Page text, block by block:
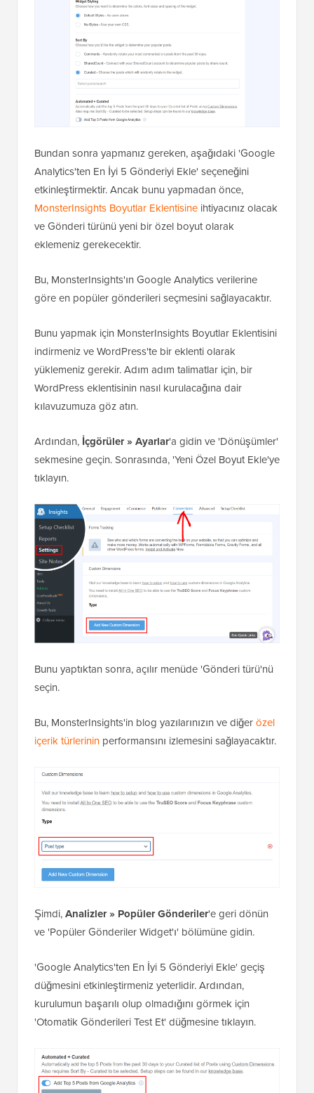
Bundan sonra yapmanız gereken, aşağıdaki 'Google
Analytics'ten En İyi 5 Gönderiyi Ekle' seçeneğini
etkinleştirmektir. Ancak bunu yapmadan önce,
MonsterInsights Boyutlar Eklentisine ihtiyacınız olacak
ve Gönderi türünü yeni bir özel boyut olarak
eklemeniz gerekecektir.
Bu, MonsterInsights'ın Google Analytics verilerine
göre en popüler gönderileri seçmesini sağlayacaktır.
Bunu yapmak için MonsterInsights Boyutlar Eklentisini
indirmeniz ve WordPress'te bir eklenti olarak
yüklemeniz gerekir. Adım adım talimatlar için, bir
WordPress eklentisinin nasıl kurulacağına dair
kılavuzumuza göz atın.
Ardından, İçgörüler »Ayarlar'a gidin ve 'Dönüşümler'
sekmesine geçin. Sonrasında, 'Yeni Özel Boyut Ekle'ye
tıklayın.
Bunu yaptıktan sonra, açılır menüde 'Gönderi türü'nü
seçin.
Bu, MonsterInsights'in blog yazılarınızın ve diğerözel
içerik türlerinin performansını izlemesini sağlayacaktır.
Şimdi,Analizler » Popüler Gönderiler'e geri dönün
ve 'Popüler Gönderiler Widget'ı' bölümüne gidin.
'Google Analytics'ten En İyi 5 Gönderiyi Ekle' geçiş
düğmesini etkinleştirmeniz yeterlidir. Ardından,
kurulumun başarılı olup olmadığını görmek için
'Otomatik Gönderileri Test Et' düğmesine tıklayın.